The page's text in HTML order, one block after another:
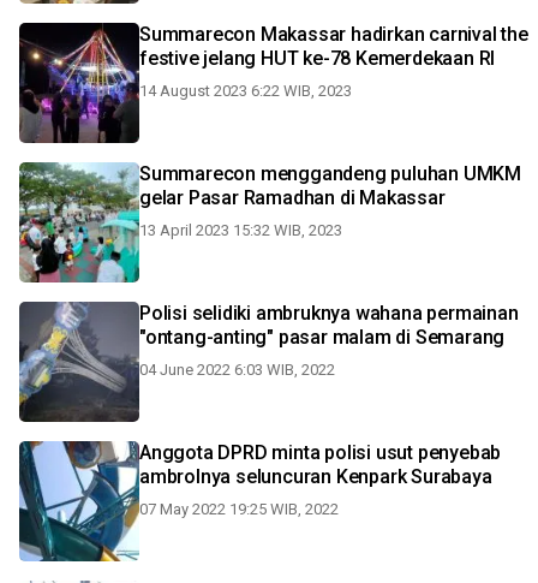
Summarecon Makassar hadirkan carnival the
festive jelang HUT ke-78 Kemerdekaan RI
14 August 2023 6:22 WIB, 2023
Summarecon menggandeng puluhan UMKM
gelar Pasar Ramadhan di Makassar
13 April 2023 15:32 WIB, 2023
Polisi selidiki ambruknya wahana permainan
"ontang-anting" pasar malam di Semarang
04 June 2022 6:03 WIB, 2022
Anggota DPRD minta polisi usut penyebab
ambrolnya seluncuran Kenpark Surabaya
07 May 2022 19:25 WIB, 2022